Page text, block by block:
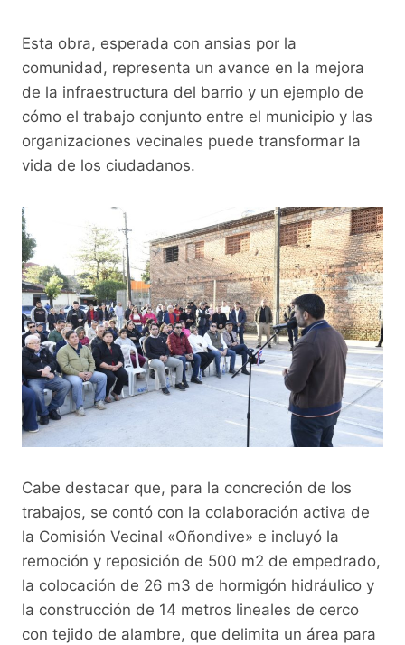
Esta obra, esperada con ansias por la
comunidad, representa un avance en la mejora
de la infraestructura del barrio y un ejemplo de
cómo el trabajo conjunto entre el municipio y las
organizaciones vecinales puede transformar la
vida de los ciudadanos.
Cabe destacar que, para la concreción de los
trabajos, se contó con la colaboración activa de
la Comisión Vecinal «Oñondive» e incluyó la
remoción y reposición de 500 m2 de empedrado,
la colocación de 26 m3 de hormigón hidráulico y
la construcción de 14 metros lineales de cerco
con tejido de alambre, que delimita un área para